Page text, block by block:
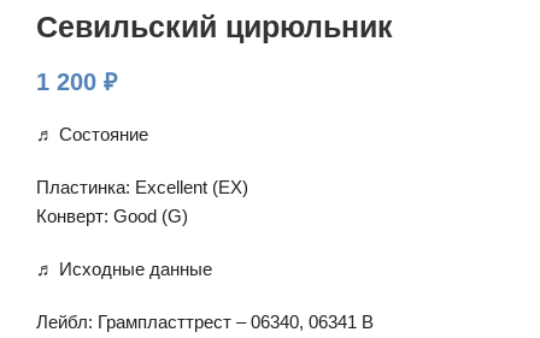
Севильский цирюльник
1 200 ₽
♬ Состояние
Пластинка: Excellent (EX)
Конверт: Good (G)
♬ Исходные данные
Лейбл: Грампласттрест – 06340, 06341 В